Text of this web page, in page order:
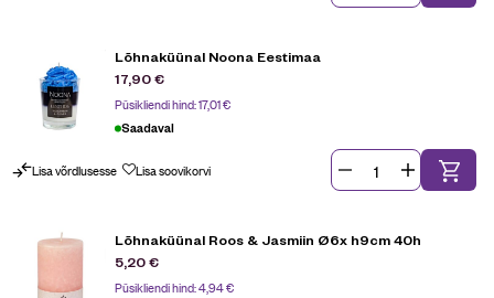
Lõhnaküünal Noona Eestimaa
17,90€
Püsikliendi hind:17,01€
Saadaval
Lisa võrdlusesse Lisa soovikorvi
Lõhnaküünal Roos & Jasmiin Ø6x h9cm 40h
5,20€
Püsikliendi hind:4,94€